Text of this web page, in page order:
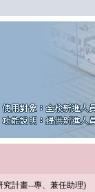
計畫--專、兼任助理)